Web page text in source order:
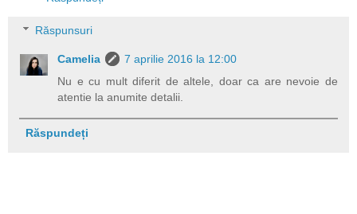
Răspunsuri
Camelia
7 aprilie 2016 la 12:00
Nu e cu mult diferit de altele, doar ca are nevoie de
atentie la anumite detalii.
Răspundeți